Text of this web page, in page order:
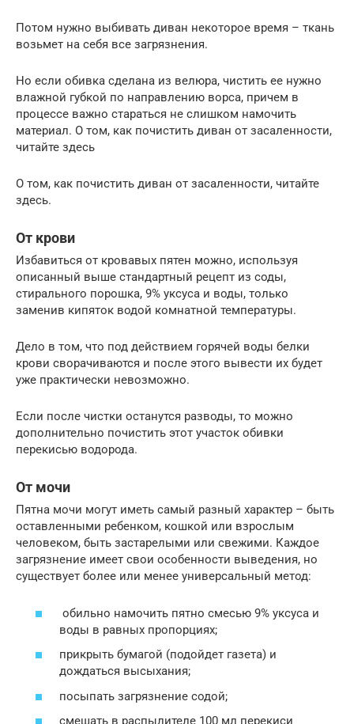
Потом нужно выбивать диван некоторое время – ткань
возьмет на себя все загрязнения.
Но если обивка сделана из велюра, чистить ее нужно
влажной губкой по направлению ворса, причем в
процессе важно стараться не слишком намочить
материал. О том, как почистить диван от засаленности,
читайте здесь
О том, как почистить диван от засаленности, читайте
здесь.
От крови
Избавиться от кровавых пятен можно, используя
описанный выше стандартный рецепт из соды,
стирального порошка, 9% уксуса и воды, только
заменив кипяток водой комнатной температуры.
Дело в том, что под действием горячей воды белки
крови сворачиваются и после этого вывести их будет
уже практически невозможно.
Если после чистки останутся разводы, то можно
дополнительно почистить этот участок обивки
перекисью водорода.
От мочи
Пятна мочи могут иметь самый разный характер – быть
оставленными ребенком, кошкой или взрослым
человеком, быть застарелыми или свежими. Каждое
загрязнение имеет свои особенности выведения, но
существует более или менее универсальный метод:
обильно намочить пятно смесью 9% уксуса и
воды в равных пропорциях;
прикрыть бумагой (подойдет газета) и
дождаться высыхания;
посыпать загрязнение содой;
смешать в распылителе 100 мл перекиси